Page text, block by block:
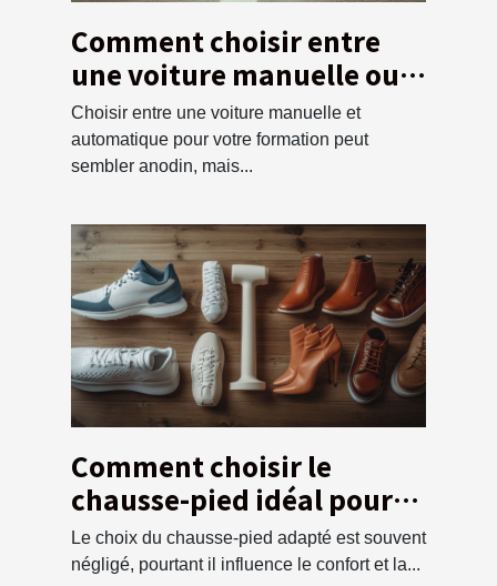
Comment choisir entre
une voiture manuelle ou
automatique pour votre
formation ?
Choisir entre une voiture manuelle et
automatique pour votre formation peut
sembler anodin, mais...
Comment choisir le
chausse-pied idéal pour
chaque type de chaussure
Le choix du chausse-pied adapté est souvent
négligé, pourtant il influence le confort et la...